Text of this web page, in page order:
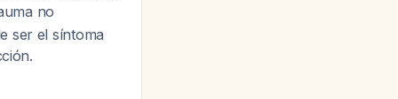
no
ser el síntoma